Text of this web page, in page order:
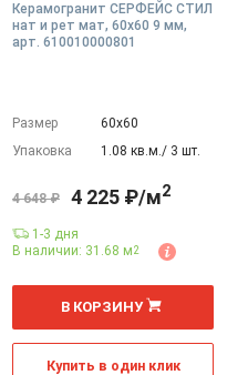
Керамогранит СЕРФЕЙС СТИЛ
нат и рет мат, 60x60 9 мм,
арт. 610010000801
Размер
60х60
Упаковка
1.08 кв.м./ 3 шт.
4 648 ₽ 4 225 ₽/м2
1-3 дня
В наличии: 31.68 м2
м
В КОРЗИНУ
Купить в один клик